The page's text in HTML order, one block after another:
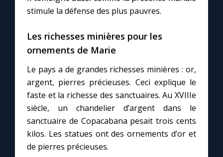
Contact
Faire un don
Marie de Nazareth
stimule la défense des plus pauvres.
Les richesses minières pour les
ornements de Marie
Le pays a de grandes richesses minières : or,
argent, pierres précieuses. Ceci explique le
faste et la richesse des sanctuaires. Au XVIIIe
siècle, un chandelier d’argent dans le
sanctuaire de Copacabana pesait trois cents
kilos. Les statues ont des ornements d’or et
de pierres précieuses.